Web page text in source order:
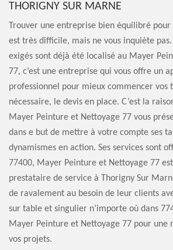
THORIGNY SUR MARNE
Trouver une entreprise bien équilibré
est très difficile, mais ne vous inquiète
exigés sont déjà été localisé au Mayer
77, c’est une entreprise qui vous offre un
professionnel pour mieux commencer vos
nécessaire, le devis en place. C’est la
Mayer Peinture et Nettoyage 77 vous
dans e but de mettre à votre compte ses
dynamismes en action. Ses services sont
77400, Mayer Peinture et Nettoyage 77
prestataire de service à Thorigny Sur
de ravalement au besoin de leur clients
sur table et singulier n’importe où dans
Mayer Peinture et Nettoyage 77 pour une
vos projets.